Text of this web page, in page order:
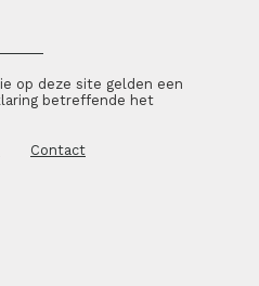
op deze site gelden een
betreffende het
Contact